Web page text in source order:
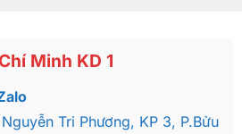
Minh KD 1
Tri Phương, KP 3, P.Bửu